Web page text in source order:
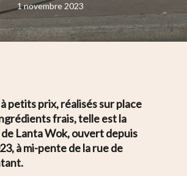
1 novembre 2023
petits prix, réalisés sur place
frais, telle est la
Lanta Wok, ouvert depuis
à mi-pente de la rue de